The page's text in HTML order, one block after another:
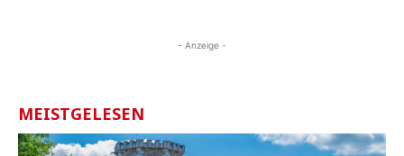
- Anzeige -
MEISTGELESEN